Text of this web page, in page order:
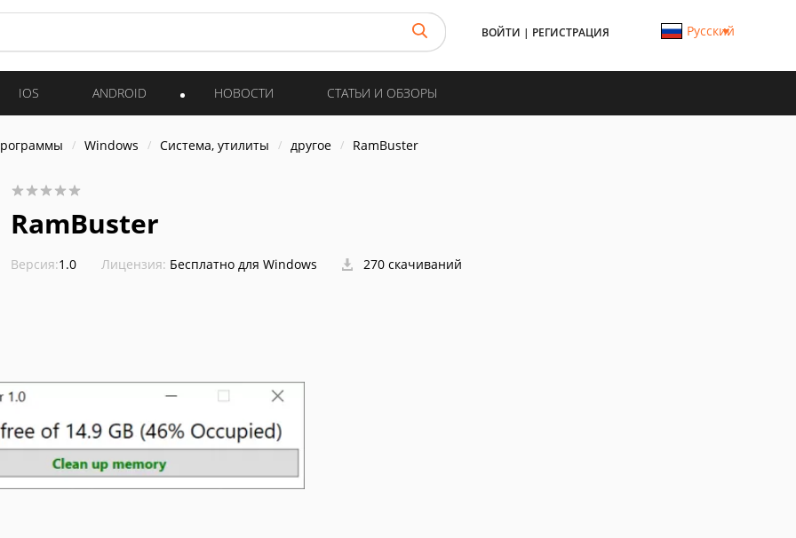
ВОЙТИ | РЕГИСТРАЦИЯ Русский
IOS ANDROID НОВОСТИ СТАТЬИ И ОБЗОРЫ
Windows Система, утилиты другое RamBuster
RamBuster
Версия:1.0 Лицензия: Бесплатно для Windows 270 скачиваний